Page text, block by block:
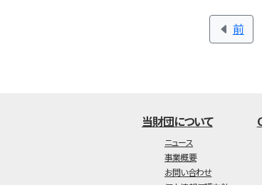
前
当財団について
ニュース
事業概要
お問い合わせ